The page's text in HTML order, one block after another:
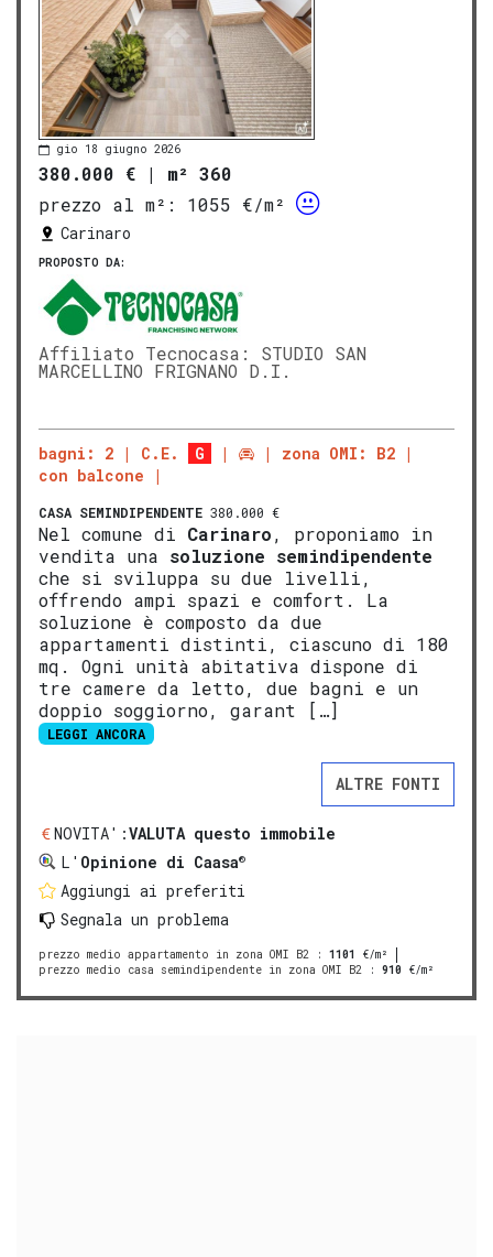
gio 18 giugno 2026
380.000 € | m² 360
prezzo al m²:
1055 €/m²
Carinaro
PROPOSTO DA:
Affiliato Tecnocasa: STUDIO SAN
MARCELLINO FRIGNANO D.I.
bagni: 2 C.E. G
zona OMI: B2
con balcone
CASA SEMINDIPENDENTE 380.000 €
Nel comune di Carinaro, proponiamo in
vendita una soluzione semindipendente
che si sviluppa su due livelli,
offrendo ampi spazi e comfort. La
soluzione è composto da due
appartamenti distinti, ciascuno di 180
mq. Ogni unità abitativa dispone di
tre camere da letto, due bagni e un
doppio soggiorno, garant […]
LEGGI ANCORA
ALTRE FONTI
NOVITA':VALUTA questo immobile
L' Opinione di Caasa®
Aggiungi ai preferiti
Segnala un problema
prezzo medio appartamento in zona OMI B2 : 1101
€/m²
prezzo medio casa semindipendente in zona OMI B2 : 910 €/m²